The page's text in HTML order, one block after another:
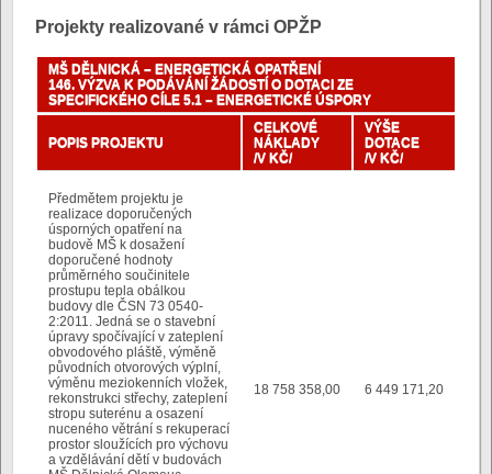
Projekty realizované v rámci OPŽP
MŠ DĚLNICKÁ – ENERGETICKÁ OPATŘENÍ
146. VÝZVA K PODÁVÁNÍ ŽÁDOSTÍ O DOTACI ZE
SPECIFICKÉHO CÍLE 5.1 – ENERGETICKÉ ÚSPORY
POPIS PROJEKTU
CELKOVÉ
NÁKLADY
/V KČ/
VÝŠE
DOTACE
/V KČ/
Předmětem projektu je
realizace doporučených
úsporných opatření na
budově MŠ k dosažení
doporučené hodnoty
průměrného součinitele
prostupu tepla obálkou
budovy dle ČSN 73 0540-
2:2011. Jedná se o stavební
úpravy spočívající v zateplení
obvodového pláště, výměně
původních otvorových výplní,
výměnu meziokenních vložek,
rekonstrukci střechy, zateplení
stropu suterénu a osazení
nuceného větrání s rekuperací
prostor sloužících pro výchovu
a vzdělávání dětí v budovách
18 758 358,00 6 449 171,20